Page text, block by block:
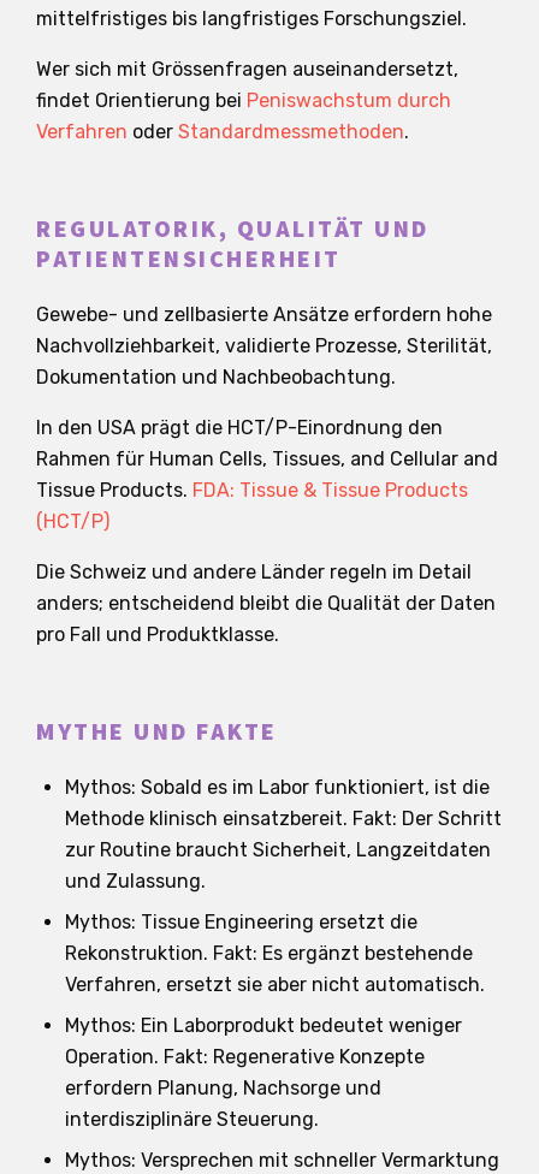
mittelfristiges bis langfristiges Forschungsziel.
Wer sich mit Grössenfragen auseinandersetzt,
findet Orientierung bei Peniswachstum durch
Verfahren oder Standardmessmethoden.
REGULATORIK, QUALITÄT UND
PATIENTENSICHERHEIT
Gewebe- und zellbasierte Ansätze erfordern hohe
Nachvollziehbarkeit, validierte Prozesse, Sterilität,
Dokumentation und Nachbeobachtung.
In den USA prägt die HCT/P-Einordnung den
Rahmen für Human Cells, Tissues, and Cellular and
Tissue Products. FDA: Tissue & Tissue Products
(HCT/P)
Die Schweiz und andere Länder regeln im Detail
anders; entscheidend bleibt die Qualität der Daten
pro Fall und Produktklasse.
MYTHE UND FAKTE
Mythos: Sobald es im Labor funktioniert, ist die
Methode klinisch einsatzbereit. Fakt: Der Schritt
zur Routine braucht Sicherheit, Langzeitdaten
und Zulassung.
Mythos: Tissue Engineering ersetzt die
Rekonstruktion. Fakt: Es ergänzt bestehende
Verfahren, ersetzt sie aber nicht automatisch.
Mythos: Ein Laborprodukt bedeutet weniger
Operation. Fakt: Regenerative Konzepte
erfordern Planung, Nachsorge und
interdisziplinäre Steuerung.
Mythos: Versprechen mit schneller Vermarktung